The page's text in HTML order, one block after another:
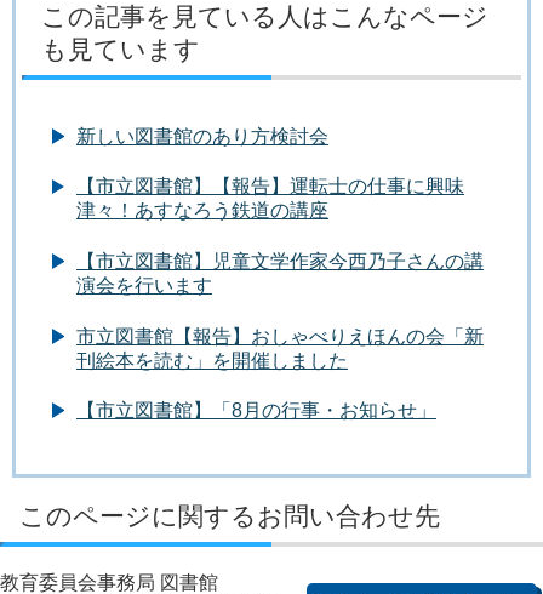
この記事を見ている人はこんなページ
も見ています
新しい図書館のあり方検討会
【市立図書館】【報告】運転士の仕事に興味
津々！あすなろう鉄道の講座
【市立図書館】児童文学作家今西乃子さんの講
演会を行います
市立図書館【報告】おしゃべりえほんの会「新
刊絵本を読む」を開催しました
【市立図書館】「8月の行事・お知らせ」
このページに関するお問い合わせ先
教育委員会事務局 図書館